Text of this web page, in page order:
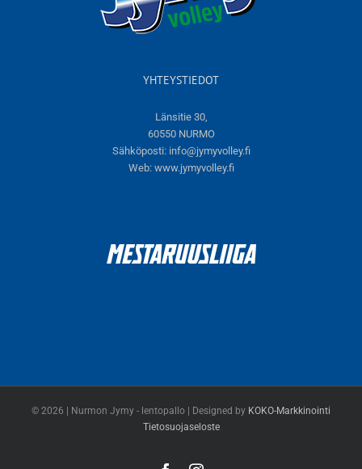
YHTEYSTIEDOT
Länsitie 30,
60550 NURMO
Sähköposti: info@jymyvolley.fi
Web: www.jymyvolley.fi
© 2026 | Nurmon Jymy - lentopallo | Designed by KOKO-Markkinointi
Tietosuojaseloste